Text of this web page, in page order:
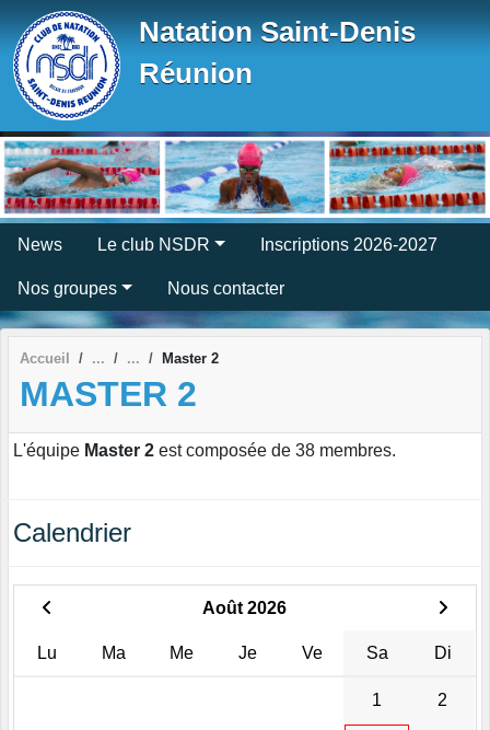
Natation Saint-Denis
Réunion
News Le club NSDR Inscriptions 2026-2027
Nos groupes Nous contacter
Accueil Master 2
MASTER 2
L'équipe Master 2 est composée de 38 membres.
Calendrier
Août 2026
Lu Ma Me Je Ve Sa Di
1 2
Panneau de gestion des cookies